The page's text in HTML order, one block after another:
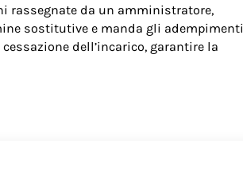
rassegnate da un amministratore,
sostitutive e manda gli adempimenti
dell’incarico, garantire la